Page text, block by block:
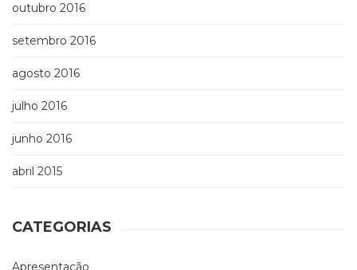
outubro 2016
setembro 2016
agosto 2016
julho 2016
junho 2016
abril 2015
CATEGORIAS
Apresentação